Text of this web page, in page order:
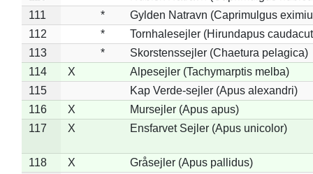
111
*
Gylden Natravn (Caprimulgus
112
*
Tornhalesejler (Hirundapus
113
*
Skorstenssejler (Chaetura pelagica)
114
X
Alpesejler (Tachymarptis melba)
115
Kap Verde-sejler (Apus alexandri)
116
X
Mursejler (Apus apus)
117
X Ensfarvet Sejler (Apus unicolor)
118 X
Gråsejler (Apus pallidus)